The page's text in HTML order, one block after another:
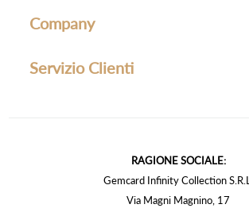
Company
Servizio Clienti
RAGIONE SOCIALE:
Gemcard Infinity Collection S.R.L.
Via Magni Magnino, 17